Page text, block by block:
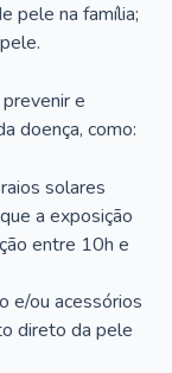
pele na família;
e
doença, como:
solares
a exposição
entre 10h e
e/ou acessórios
direto da pele